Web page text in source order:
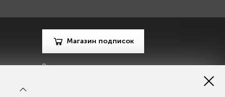
Магазин подписок
Рекламодателям